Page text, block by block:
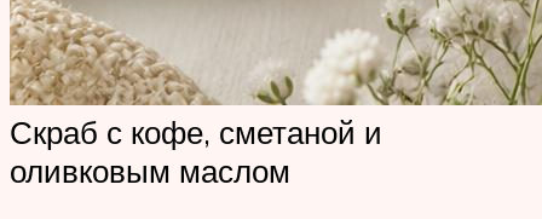
Скраб с кофе, сметаной и
оливковым маслом